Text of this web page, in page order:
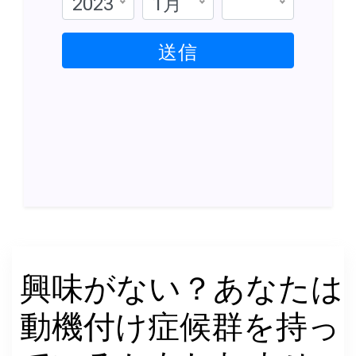
送信
興味がない？あなたは
動機付け症候群を持っ